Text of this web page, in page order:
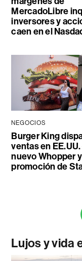
MercadoLibre
inversores y
caen en el
NEGOCIOS
Burger King
ventas en
nuevo Whopper
promoción de
Lujos y vida